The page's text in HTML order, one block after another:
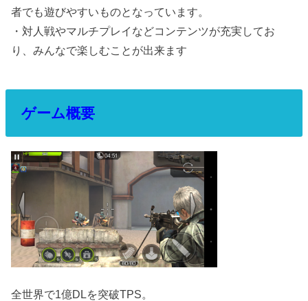
者でも遊びやすいものとなっています。
・対人戦やマルチプレイなどコンテンツが充実してお
り、みんなで楽しむことが出来ます
ゲーム概要
全世界で1億DLを突破TPS。